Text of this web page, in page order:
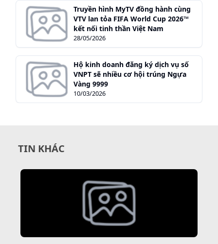
Truyền hình MyTV đồng hành cùng
VTV lan tỏa FIFA World Cup 2026™
kết nối tinh thần Việt Nam
28/05/2026
Hộ kinh doanh đăng ký dịch vụ số
VNPT sẽ nhiều cơ hội trúng Ngựa
Vàng 9999
10/03/2026
TIN KHÁC